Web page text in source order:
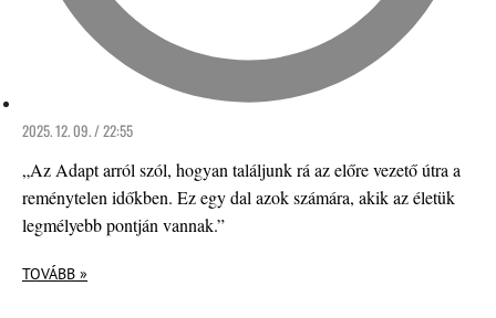
2025. 12. 09. / 22:55
„Az Adapt arról szól, hogyan találjunk rá az előre vezető útra a
reménytelen időkben. Ez egy dal azok számára, akik az életük
legmélyebb pontján vannak.”
TOVÁBB »